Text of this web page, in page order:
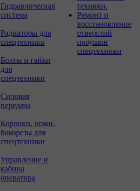
Гидравлическая
система
Радиаторы для
спецтехники
Болты и гайки
для
спецтехники
Силовая
передача
Коронки, ножи,
бокорезы для
спецтехники
Управление и
кабина
оператора
техники.
Ремонт и
восстановление
отверстий
проушин
спецтехники